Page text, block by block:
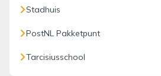
Stadhuis
PostNL Pakketpunt
Tarcisiusschool